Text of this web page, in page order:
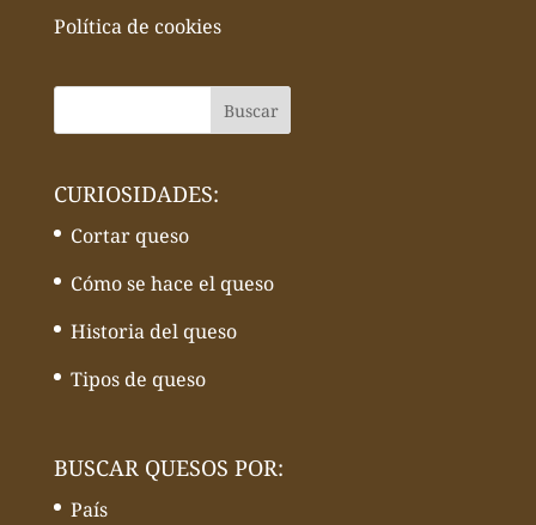
Política de cookies
CURIOSIDADES:
Cortar queso
Cómo se hace el queso
Historia del queso
Tipos de queso
BUSCAR QUESOS POR:
País